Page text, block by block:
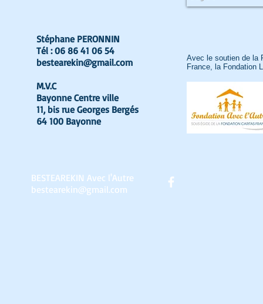
Stéphane PERONNIN
Tél : 06 86 41 06 54
bestearekin@gmail.com
M.V.C
Bayonne Centre ville
11, bis rue Georges Bergés
64 100 Bayonne
Avec le soutien de la
France, la Fondation
BESTEAREKIN Avec l'Autre
bestearekin@gmail.com